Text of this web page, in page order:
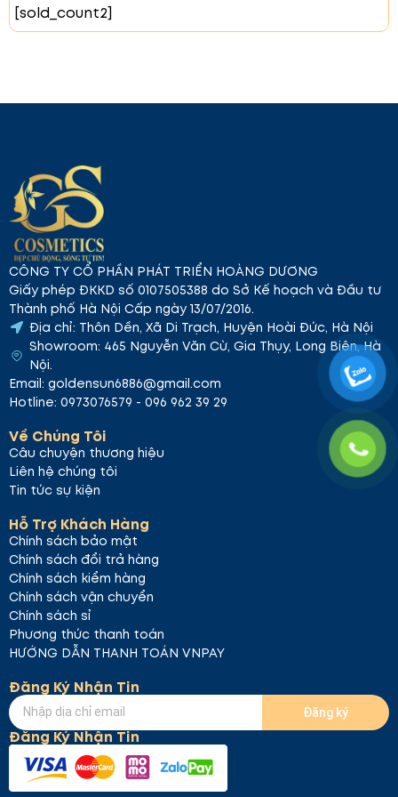
Hướng Dẫn Sử Dụng:
Water Cleansing Foam là lựa chọn lý tưởng cho mọi
loại da, đặc biệt là da nhạy cảm. Sản phẩm giúp
làm sạch sâu, cấp ẩm và bảo vệ da hiệu quả. Với
các thành phần tự nhiên, sữa rửa mặt này mang lại
làn da sạch sẽ, mịn màng và khỏe mạnh.
[sold_count2]
CÔNG TY CỔ PHẦN PHÁT TRIỂN HOÀNG DƯƠNG
Giấy phép ĐKKD số 0107505388 do Sở Kế hoạch và Đầu tư
Thành phố Hà Nội Cấp ngày 13/07/2016.
Địa chỉ: Thôn Dền, Xã Di Trạch, Huyện Hoài Đức, Hà Nội
Showroom: 465 Nguyễn Văn Cừ, Gia Thụy, Long Biên, Hà
Nội.
Email: goldensun6886@gmail.com
Hotline: 0973076579 - 096 962 39 29
Về Chúng Tôi
Câu chuyện thương hiệu
Liên hệ chúng tôi
Tin tức sự kiện
Hỗ Trợ Khách Hàng
Chính sách bảo mật
Chính sách đổi trả hàng
Chính sách kiểm hàng
Chính sách vận chuyển
Chính sách sỉ
Phương thức thanh toán
HƯỚNG DẪN THANH TOÁN VNPAY
Đăng Ký Nhận Tin
Đăng ký
Đăng Ký Nhận Tin